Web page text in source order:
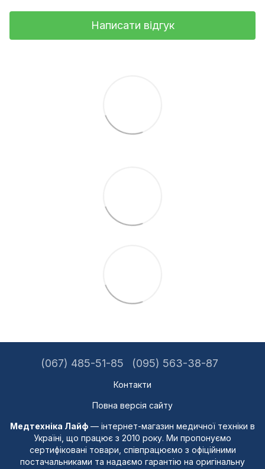
Написати відгук
(067) 485-51-85 (095) 563-38-87
Контакти
Повна версія сайту
Медтехніка Лайф — інтернет-магазин медичної техніки в
Україні, що працює з 2010 року. Ми пропонуємо
сертифіковані товари, співпрацюємо з офіційними
постачальниками та надаємо гарантію на оригінальну